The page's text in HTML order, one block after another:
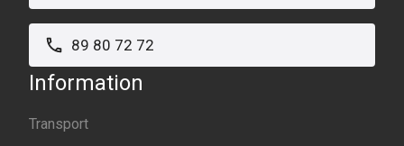
89 80 72 72
Information
Transport